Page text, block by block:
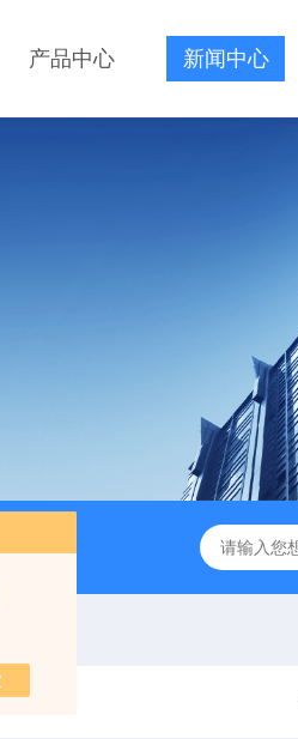
产品中心 新闻中心
PS-TQS浅水型浮游生物网